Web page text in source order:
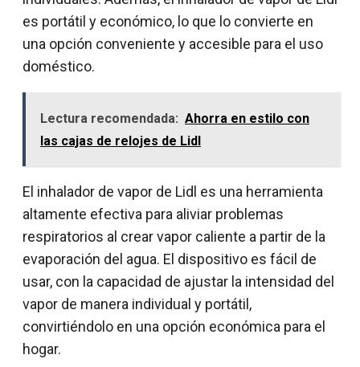
es portátil y económico, lo que lo convierte en
una opción conveniente y accesible para el uso
doméstico.
Lectura recomendada: Ahorra en estilo con
las cajas de relojes de Lidl
El inhalador de vapor de Lidl es una herramienta
altamente efectiva para aliviar problemas
respiratorios al crear vapor caliente a partir de la
evaporación del agua. El dispositivo es fácil de
usar, con la capacidad de ajustar la intensidad del
vapor de manera individual y portátil,
convirtiéndolo en una opción económica para el
hogar.